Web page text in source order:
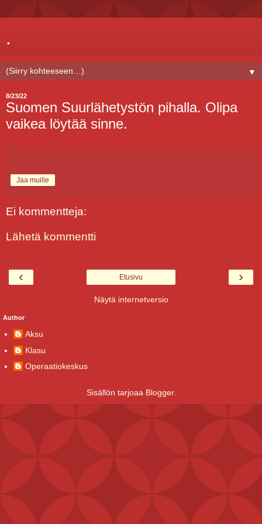
.
▼
8/23/22
Suomen Suurlähetystön pihalla. Olipa
vaikea löytää sinne.
Jaa muille
Ei kommentteja:
Lähetä kommentti
‹ ›
Etusivu
Näytä internetversio
Author
Aksu
Klasu
Operaatiokeskus
Sisällön tarjoaa Blogger.